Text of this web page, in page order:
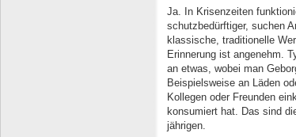
Ja. In Krisenzeiten
schutzbedürftiger, suchen
klassische, traditionelle
Erinnerung ist angenehm.
an etwas, wobei man
Beispielsweise an Läden
Kollegen oder Freunden
konsumiert hat. Das sind
jährigen.